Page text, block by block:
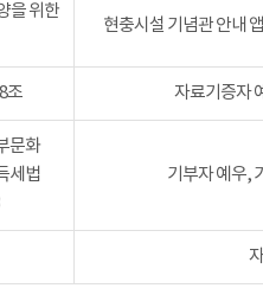
을 위한
현충시설 기념관 안내
조 자료기증자
문화
세법
기부자 예우,